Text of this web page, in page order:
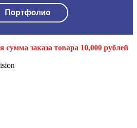
Портфолио
заказа товара 10,000 рублей